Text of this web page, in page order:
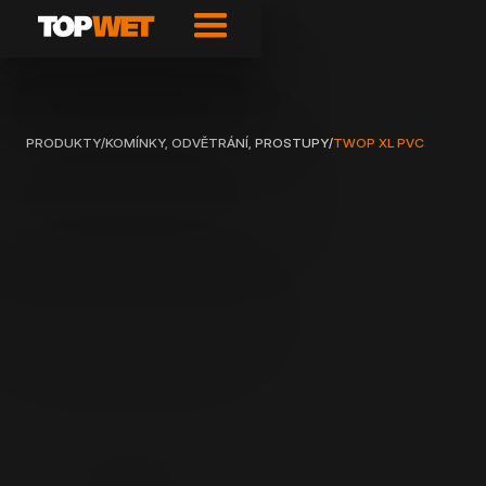
PRODUKTY/KOMÍNKY, ODVĚTRÁNÍ, PROSTUPY/TWOP XL PVC